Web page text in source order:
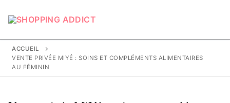
au
ACCUEIL
VENTE PRIVÉE MIYÉ : SOINS ET COMPLÉMENTS ALIMENTAIRES
AU FÉMININ